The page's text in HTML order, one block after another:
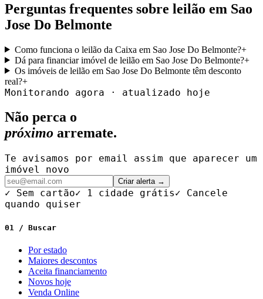
Perguntas frequentes sobre leilão em Sao
Jose Do Belmonte
Como funciona o leilão da Caixa em Sao Jose Do Belmonte?+
Dá para financiar imóvel de leilão em Sao Jose Do Belmonte?+
Os imóveis de leilão em Sao Jose Do Belmonte têm desconto
real?+
Monitorando agora · atualizado hoje
Não perca o
próximo arremate.
Te avisamos por email assim que aparecer um
imóvel novo
Criar alerta →
✓ Sem cartão✓ 1 cidade grátis✓ Cancele
quando quiser
01 / Buscar
Por estado
Maiores descontos
Aceita financiamento
Novos hoje
Venda Online